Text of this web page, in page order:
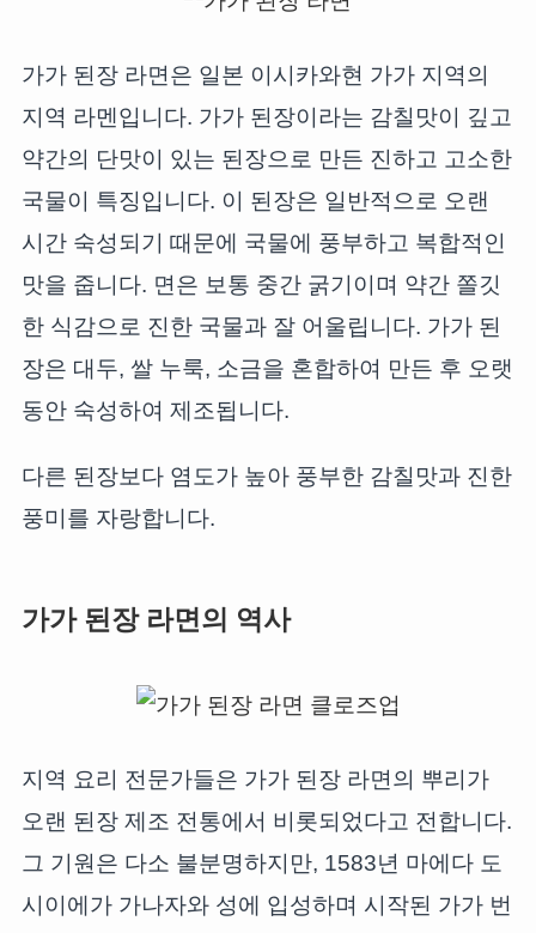
가가 된장 라면은 일본 이시카와현 가가 지역의
지역 라멘입니다. 가가 된장이라는 감칠맛이 깊고
약간의 단맛이 있는 된장으로 만든 진하고 고소한
국물이 특징입니다. 이 된장은 일반적으로 오랜
시간 숙성되기 때문에 국물에 풍부하고 복합적인
맛을 줍니다. 면은 보통 중간 굵기이며 약간 쫄깃
한 식감으로 진한 국물과 잘 어울립니다. 가가 된
장은 대두, 쌀 누룩, 소금을 혼합하여 만든 후 오랫
동안 숙성하여 제조됩니다.
다른 된장보다 염도가 높아 풍부한 감칠맛과 진한
풍미를 자랑합니다.
가가 된장 라면의 역사
지역 요리 전문가들은 가가 된장 라면의 뿌리가
오랜 된장 제조 전통에서 비롯되었다고 전합니다.
그 기원은 다소 불분명하지만, 1583년 마에다 도
시이에가 가나자와 성에 입성하며 시작된 가가 번